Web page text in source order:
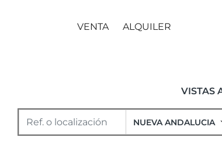
VENTA ALQUILER
VISTAS
NUEVA ANDALUCIA